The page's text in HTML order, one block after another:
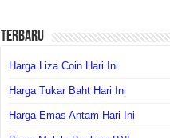
Terbaru
Harga Liza Coin Hari Ini
Harga Tukar Baht Hari Ini
Harga Emas Antam Hari Ini